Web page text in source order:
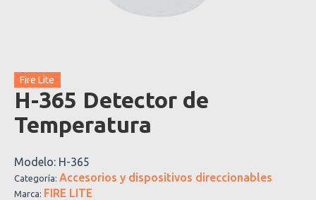
Fire Lite
H-365 Detector de
Temperatura
Modelo: H-365
Categoría: Accesorios y dispositivos direccionables
Marca: FIRE LITE